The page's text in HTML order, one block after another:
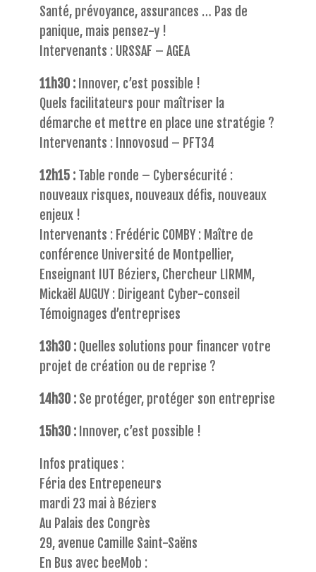
Santé, prévoyance, assurances … Pas de
panique, mais pensez-y !
Intervenants : URSSAF – AGEA
11h30 : Innover, c’est possible !
Quels facilitateurs pour maîtriser la
démarche et mettre en place une stratégie ?
Intervenants : Innovosud – PFT34
12h15 : Table ronde – Cybersécurité :
nouveaux risques, nouveaux défis, nouveaux
enjeux !
Intervenants : Frédéric COMBY : Maître de
conférence Université de Montpellier,
Enseignant IUT Béziers, Chercheur LIRMM,
Mickaël AUGUY : Dirigeant Cyber-conseil
Témoignages d’entreprises
13h30 : Quelles solutions pour financer votre
projet de création ou de reprise ?
14h30 : Se protéger, protéger son entreprise
15h30 : Innover, c’est possible !
Infos pratiques :
Féria des Entrepeneurs
mardi 23 mai à Béziers
Au Palais des Congrès
29, avenue Camille Saint-Saëns
En Bus avec beeMob :